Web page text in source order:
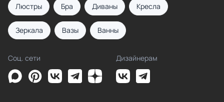
Люстры Бра Диваны Кресла
Зеркала Вазы Ванны
Соц. сети Дизайнерам